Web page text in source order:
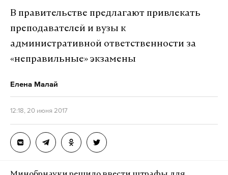
опасных мест, — сказал депутат Сысоев. – В
сегодняшних условиях мне представляется
создать федеральную карту мест, опасных для
организации отдыха детей. В этой карте должны
ответственных за отдых детей в таких местах,
надеюсь, сможем и спасти невинные жизни
В правительстве предлагают привлекать
преподавателей и вузы к
административной ответственности за
«неправильные» экзамены
Елена Малай
12:18, 20 июня 2017